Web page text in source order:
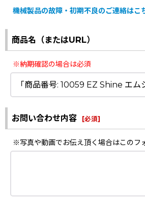
機械製品の故障・初期不良のご連絡はこ
商品名（またはURL）
※納期確認の場合は必須
お問い合わせ内容 [必須]
※写真や動画でお伝え頂く場合はこのフ